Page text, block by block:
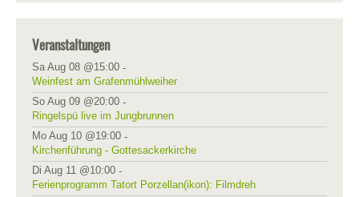
Veranstaltungen
Sa Aug 08 @15:00 -
Weinfest am Grafenmühlweiher
So Aug 09 @20:00 -
Ringelspü live im Jungbrunnen
Mo Aug 10 @19:00 -
Kirchenführung - Gottesackerkirche
Di Aug 11 @10:00 -
Ferienprogramm Tatort Porzellan(ikon): Filmdreh